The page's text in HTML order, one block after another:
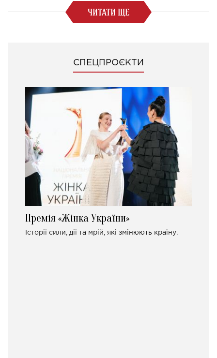
ЧИТАТИ ЩЕ
СПЕЦПРОЄКТИ
Премія «Жінка України»
Історії сили, дії та мрій, які змінюють країну.